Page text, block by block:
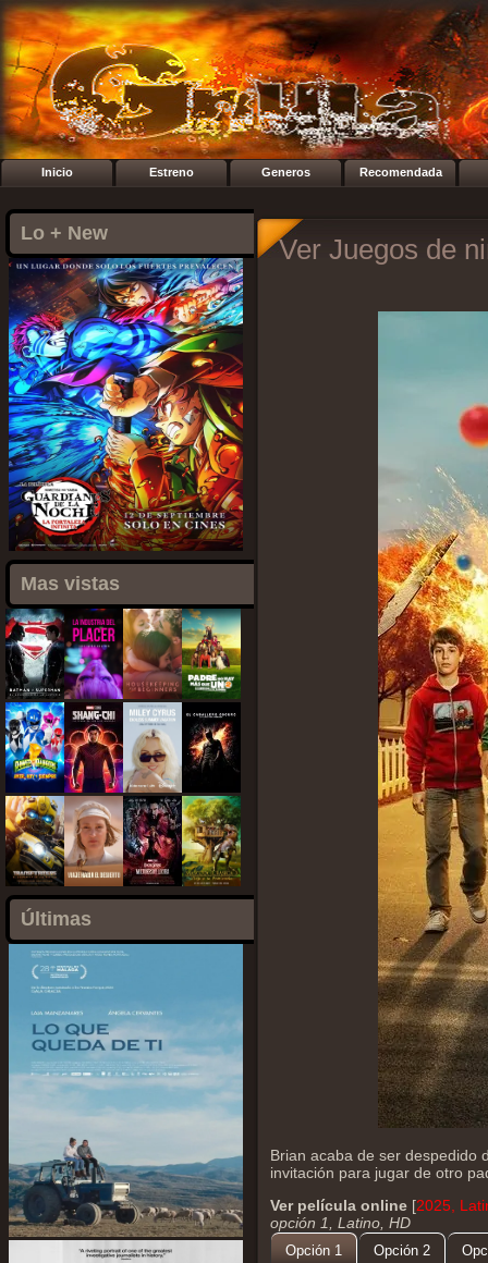
Inicio Estreno Generos Recomendada
Lo + New
Mas vistas
Últimas
Ver Juegos de
Brian acaba de ser despedido
invitación para jugar de otro
Ver película online [2025,
opción 1, Latino, HD
Opción 1 Opción 2